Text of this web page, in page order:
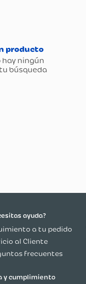
ayuda?
a tu pedido
al Cliente
frecuentes
y cumplimiento